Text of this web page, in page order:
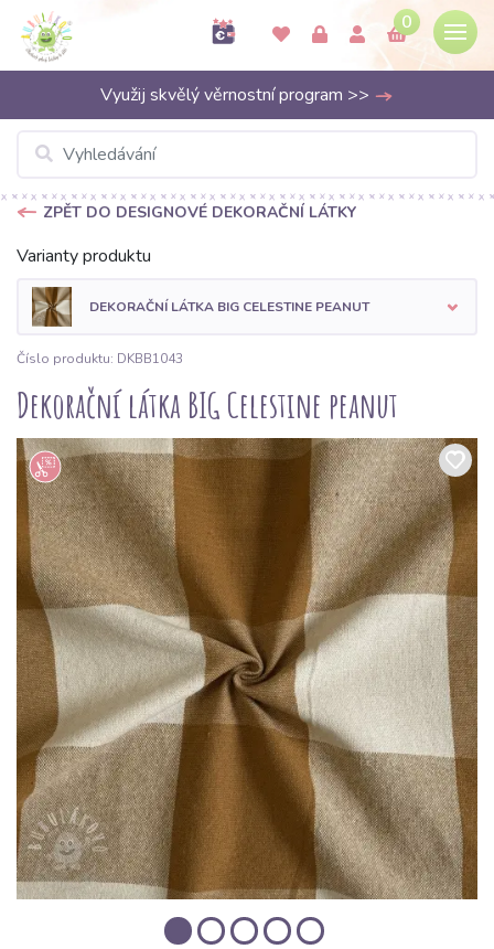
0
Využij skvělý věrnostní program >>
ZPĚT DO DESIGNOVÉ DEKORAČNÍ LÁTKY
Varianty produktu
DEKORAČNÍ LÁTKA BIG CELESTINE PEANUT
Číslo produktu: DKBB1043
Dekorační látka BIG Celestine peanut